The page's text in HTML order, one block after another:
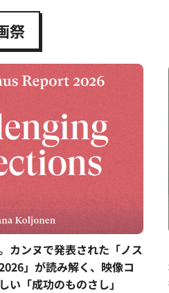
祭
カンヌで発表された「ノス
」が読み解く、映像コ
い「成功のものさし」